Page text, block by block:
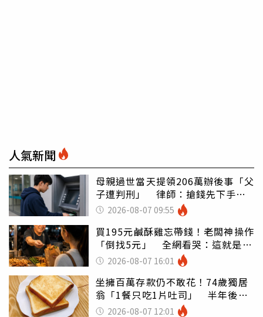
人氣新聞
母親過世當天提領206萬辦後事「父
子遭判刑」 律師：搶錢先下手是
罪 2026-08-07 09:55
買195元鹹酥雞忘帶錢！老闆神操作
「倒找5元」 全網看哭：這就是台
灣 2026-08-07 16:01
坐擁百萬存款仍不敢花！74歲獨居
翁「1餐只吃1片吐司」 半年後暴
瘦嚇壞女兒
2026-08-07 12:01